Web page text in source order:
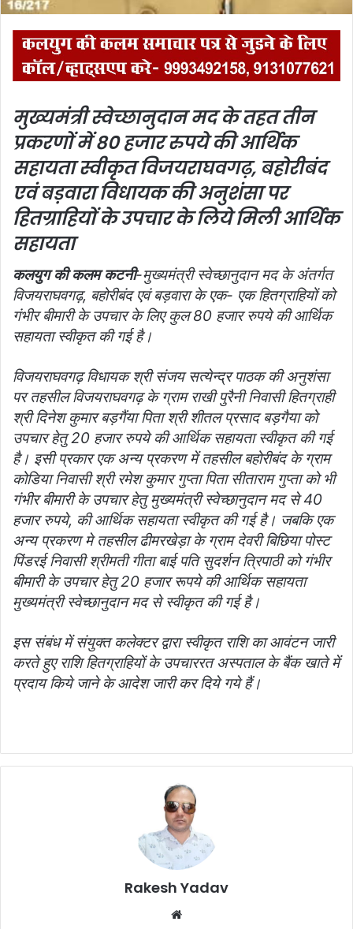
मुख्यमंत्री स्वेच्छानुदान मद के तहत तीन
प्रकरणों में 80 हजार रुपये की आर्थिक
सहायता स्वीकृतविजयराघवगढ़, बहोरीबंद
एवं बड़वारा विधायक की अनुशंसा पर
हितग्राहियों के उपचार के लिये मिली आर्थिक
सहायता
कलयुग की कलम कटनी-मुख्यमंत्री स्वेच्छानुदान मद के अंतर्गत
विजयराघवगढ़, बहोरीबंद एवं बड़वारा के एक- एक हितग्राहियों को
गंभीर बीमारी के उपचार के लिए कुल 80 हजार रुपये की आर्थिक
सहायता स्वीकृत की गई है।
विजयराघवगढ़ विधायक श्री संजय सत्येन्द्र पाठक की अनुशंसा
पर तहसील विजयराघवगढ़ के ग्राम राखी पुरैनी निवासी हितग्राही
श्री दिनेश कुमार बड़गैंया पिता श्री शीतल प्रसाद बड़गैया को
उपचार हेतु 20 हजार रुपये की आर्थिक सहायता स्वीकृत की गई
है। इसी प्रकार एक अन्य प्रकरण में तहसील बहोरीबंद के ग्राम
कोडिया निवासी श्री रमेश कुमार गुप्ता पिता सीताराम गुप्ता को भी
गंभीर बीमारी के उपचार हेतु मुख्यमंत्री स्वेच्छानुदान मद से 40
हजार रुपये, की आर्थिक सहायता स्वीकृत की गई है। जबकि एक
अन्य प्रकरण मे तहसील ढीमरखेड़ा के ग्राम देवरी बिछिया पोस्ट
पिंडरई निवासी श्रीमती गीता बाई पति सुदर्शन त्रिपाठी को गंभीर
बीमारी के उपचार हेतु 20 हजार रूपये की आर्थिक सहायता
मुख्यमंत्री स्वेच्छानुदान मद से स्वीकृत की गई है।
इस संबंध में संयुक्त कलेक्टर द्वारा स्वीकृत राशि का आवंटन जारी
करते हुए राशि हितग्राहियों के उपचाररत अस्पताल के बैंक खाते में
प्रदाय किये जाने के आदेश जारी कर दिये गये हैं।
Rakesh Yadav